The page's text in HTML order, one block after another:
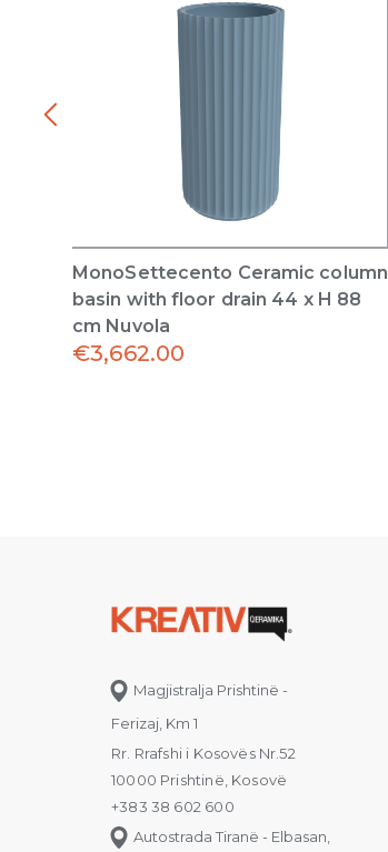
MonoSettecento Ceramic column
basin with floor drain 44 x H 88
cm Nuvola
€3,662.00
Magjistralja Prishtinë -
Ferizaj, Km 1
Rr. Rrafshi i Kosovës Nr.52
10000 Prishtinë, Kosovë
+383 38 602 600
Autostrada Tiranë - Elbasan,